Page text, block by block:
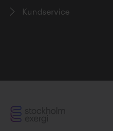
Kundservice